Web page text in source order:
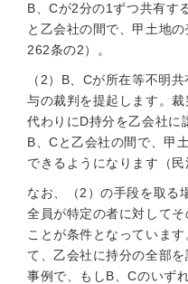
B、Cが2分の1ずつ共有す
と乙会社の間で、甲土地
262条の2）。
（2）B、Cが所在等不明
与の裁判を提起します。
代わりにD持分を乙会社に
B、Cと乙会社の間で、甲
できるようになります（民
なお、（2）の手段を取る
全員が特定の者に対して
ことが条件となっていま
て、乙会社に持分の全部
事例で、もしB、Cのいず